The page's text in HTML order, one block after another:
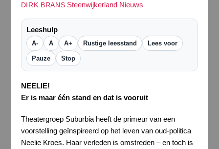
DIRK BRANS Steenwijkerland Nieuws
Leeshulp
A- A A+ Rustige leesstand Lees voor
Pauze Stop
NEELIE!
Er is maar één stand en dat is vooruit
Theatergroep Suburbia heeft de primeur van een
voorstelling geïnspireerd op het leven van oud-politica
Neelie Kroes. Haar verleden is omstreden – en toch is